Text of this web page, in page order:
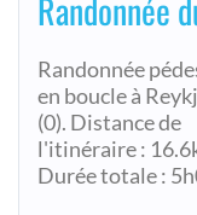
Randonnée
Randonnée
en boucle à
(0). Distance de
l'itinéraire :
Durée totale :